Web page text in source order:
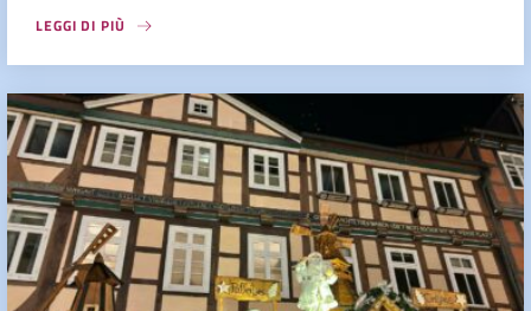
LEGGI DI PIÙ